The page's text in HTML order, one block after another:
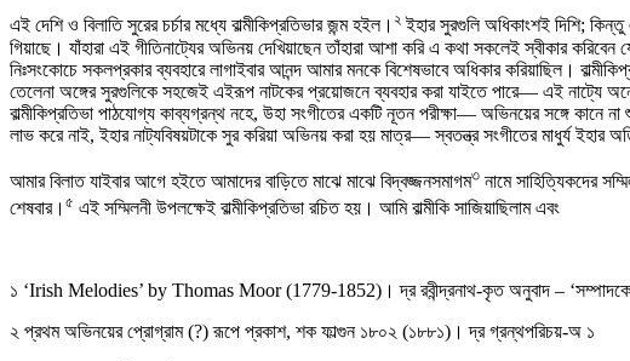
এই দেশি ও বিলাতি সুরের চর্চার মধ্যে বাল্মীকিপ্রতিভার জন্ম হইল। ২ ইহার সুরগুলি অধিকাংশই দিশি; কিন্তু
গিয়াছে। যাঁহারা এই গীতিনাট্যের অভিনয় দেখিয়াছেন তাঁহারা আশা করি এ কথা সকলেই স্বীকার
নিঃসংকোচে সকলপ্রকার ব্যবহারে লাগাইবার আনন্দ আমার মনকে বিশেষভাবে অধিকার করিয়াছিল।
তেলেনা অঙ্গের সুরগুলিকে সহজেই এইরূপ নাটকের প্রয়োজনে ব্যবহার করা যাইতে পারে— এই নাট্যে
বাল্মীকিপ্রতিভা পাঠযোগ্য কাব্যগ্রন্থ নহে, উহা সংগীতের একটি নূতন পরীক্ষা— অভিনয়ের সঙ্গে কানে
লাভ করে নাই, ইহার নাট্যবিষয়টাকে সুর করিয়া অভিনয় করা হয় মাত্র— স্বতন্ত্র সংগীতের মাধুর্য ইহার
আমার বিলাত যাইবার আগে হইতে আমাদের বাড়িতে মাঝে মাঝে বিদ্বজ্জনসমাগম৩ নামে সাহিত্যিকদের
শেষবার। ৫ এই সম্মিলনী উপলক্ষেই বাল্মীকিপ্রতিভা রচিত হয়। আমি বাল্মীকি সাজিয়াছিলাম এবং
১ ‘Irish Melodies’ by Thomas Moor (1779-1852)। দ্র রবীন্দ্রনাথ-কৃত অনুবাদ –
২ প্রথম অভিনয়ের প্রোগ্রাম (?) রূপে প্রকাশ, শক ফাল্গুন ১৮০২ (১৮৮১)। দ্র গ্রন্থপরিচয়-অ ১